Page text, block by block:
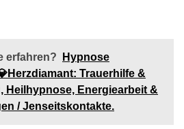
erfahren?
Hypnose
Trauerhilfe &
Heilhypnose, Energiearbeit &
/ Jenseitskontakte.